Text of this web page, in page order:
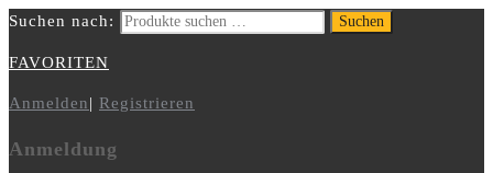
Suchen nach: Suchen
FAVORITEN
Anmelden| Registrieren
Anmeldung